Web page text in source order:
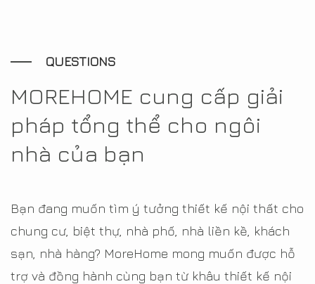
QUESTIONS
MOREHOME cung cấp giải
pháp tổng thể cho ngôi
nhà của bạn
Bạn đang muốn tìm ý tưởng thiết kế nội thất cho
chung cư, biệt thự, nhà phố, nhà liền kề, khách
sạn, nhà hàng? MoreHome mong muốn được hỗ
trợ và đồng hành cùng bạn từ khâu thiết kế nội